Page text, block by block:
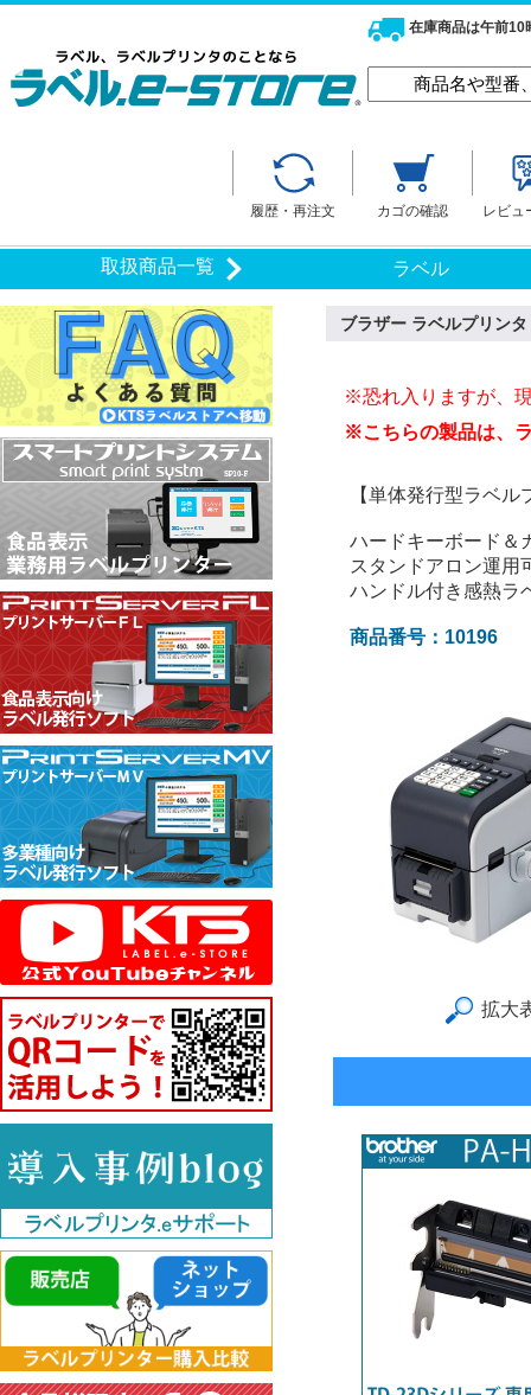
在庫商品は午前10
履歴・再注文 カゴの確認 レビュ
取扱商品一覧 ラベル
ブラザー ラベルプリン
※恐れ入りますが、
※こちらの製品は、
【単体発行型ラベ
ハードキーボード＆
スタンドアロン運用
ハンドル付き感熱ラ
商品番号：10196
拡大